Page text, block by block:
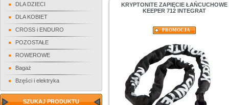
DLA DZIECI
DLA KOBIET
CROSS i ENDURO
POZOSTAŁE
ROWEROWE
Bagaż
Bzęści i elektryka
SZUKAJ PRODUKTU
KRYPTONITE ZAPIĘCIE ŁAŃCUCHOWE
KEEPER 712 INTEGRAT
PROMOCJA